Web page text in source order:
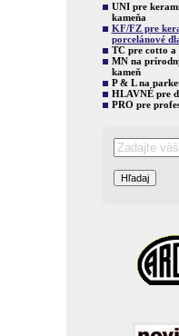
UNI pre
kameňa
KF/FZ pre
porcelánové
TC pre cotto
MN na
kameň
P & L na
HLAVNÉ pre
PRO pre